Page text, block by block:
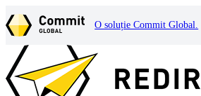
O soluție Commit Global.